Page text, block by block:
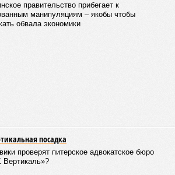
правительство прибегает к
манипуляциям – якобы чтобы
обвала экономики
посадка
проверят питерское адвокатское бюро
Вертикаль»?